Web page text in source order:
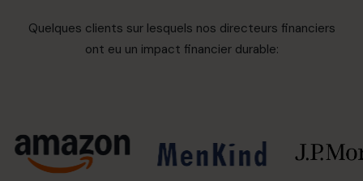
Quelques clients sur lesquels nos directeurs financiers
ont eu un impact financier durable: